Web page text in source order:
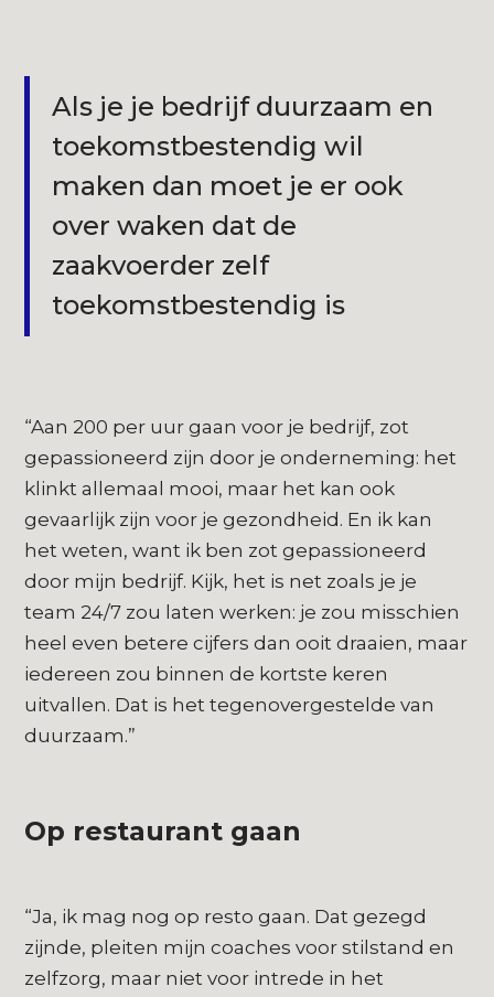
Als je je bedrijf duurzaam en
toekomstbestendig wil
maken dan moet je er ook
over waken dat de
zaakvoerder zelf
toekomstbestendig is
“Aan 200 per uur gaan voor je bedrijf, zot
gepassioneerd zijn door je onderneming: het
klinkt allemaal mooi, maar het kan ook
gevaarlijk zijn voor je gezondheid. En ik kan
het weten, want ik ben zot gepassioneerd
door mijn bedrijf. Kijk, het is net zoals je je
team 24/7 zou laten werken: je zou misschien
heel even betere cijfers dan ooit draaien, maar
iedereen zou binnen de kortste keren
uitvallen. Dat is het tegenovergestelde van
duurzaam.”
Op restaurant gaan
“Ja, ik mag nog op resto gaan. Dat gezegd
zijnde, pleiten mijn coaches voor stilstand en
zelfzorg, maar niet voor intrede in het